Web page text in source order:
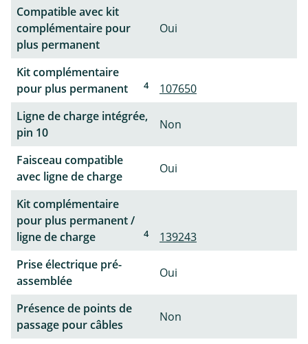
Compatible avec kit
complémentaire pour
plus permanent
Oui
Kit complémentaire
pour plus permanent
4
107650
Ligne de charge intégrée,
pin 10
Non
Faisceau compatible
avec ligne de charge
Oui
Kit complémentaire
pour plus permanent /
ligne de charge
4
139243
Prise électrique pré-
assemblée
Oui
Présence de points de
passage pour câbles
Non